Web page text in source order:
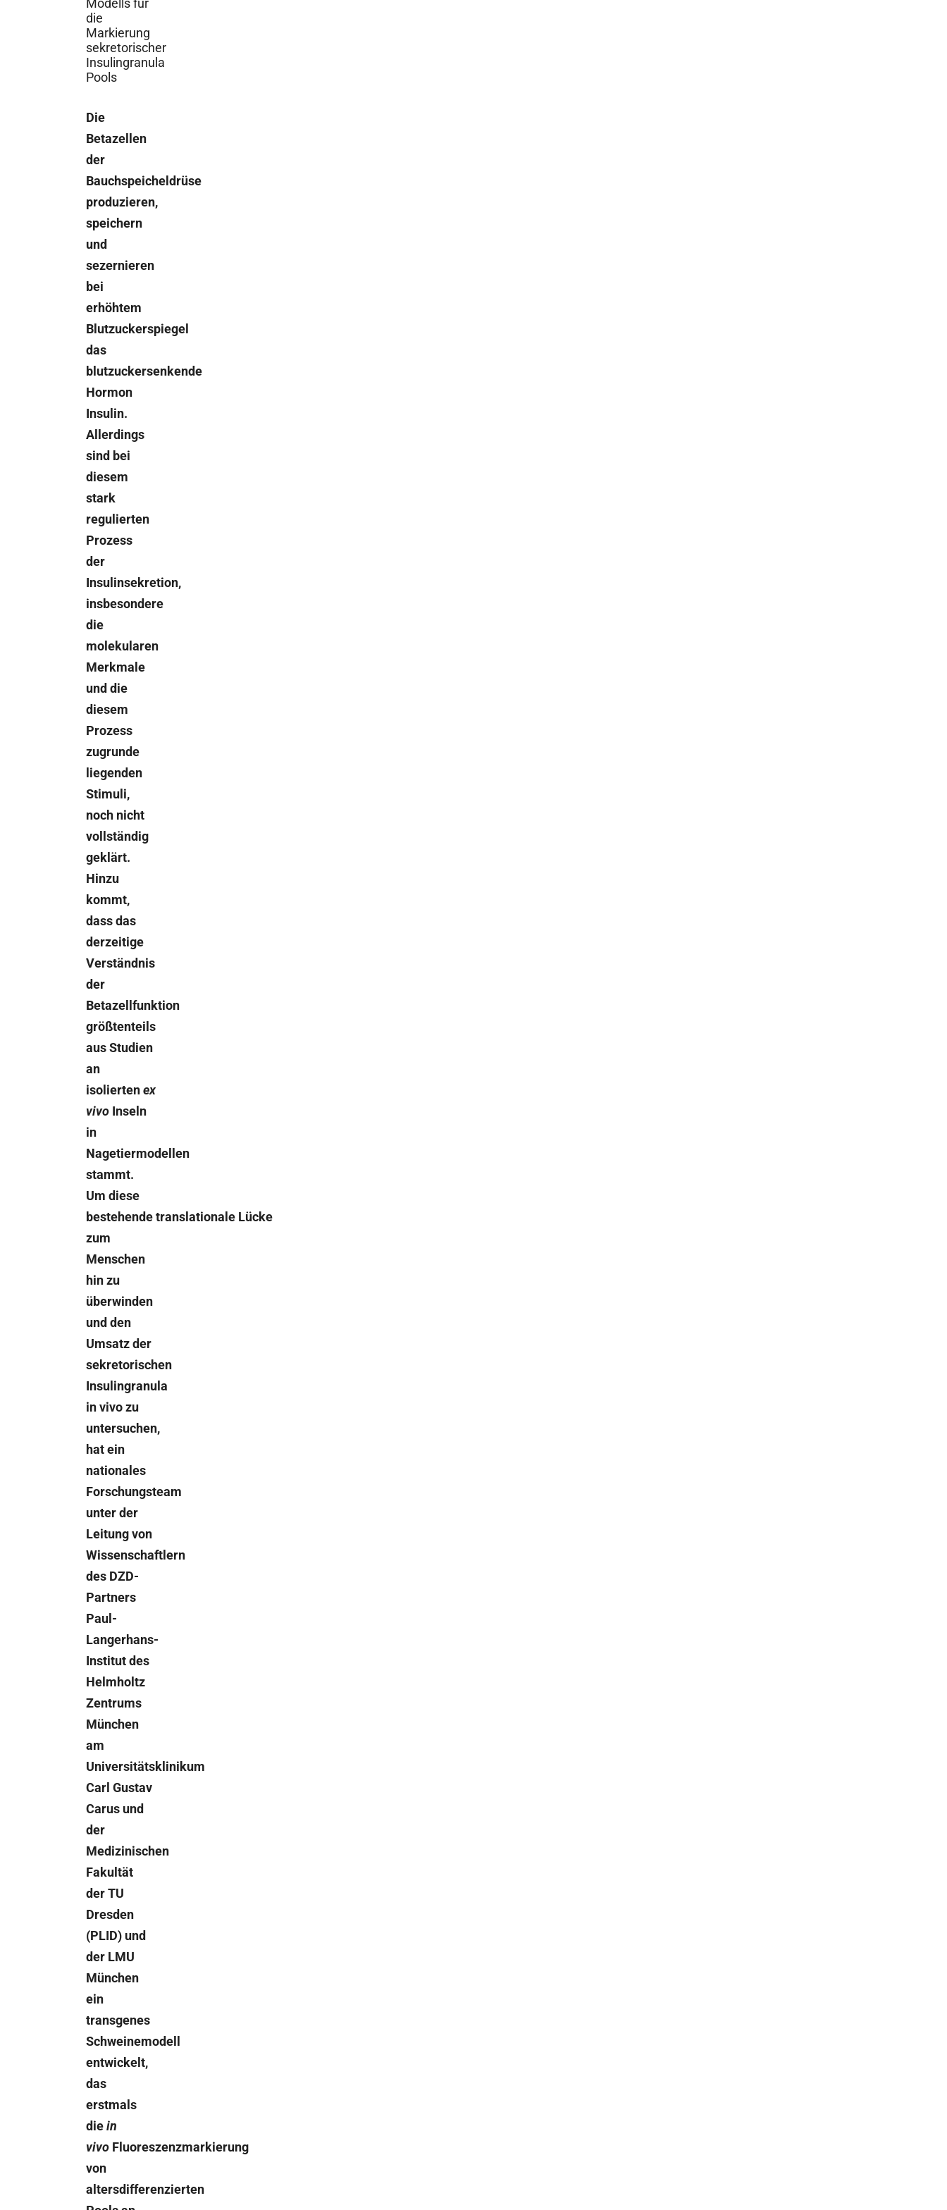
die
Markierung
sekretorischer
Insulingranula
Pools
Die
Betazellen
der
Bauchspeicheldrüse
produzieren,
speichern
und
sezernieren
bei
erhöhtem
Blutzuckerspiegel
das
blutzuckersenkende
Hormon
Insulin.
Allerdings
sind bei
diesem
stark
regulierten
Prozess
der
Insulinsekretion,
insbesondere
die
molekularen
Merkmale
und die
diesem
Prozess
zugrunde
liegenden
Stimuli,
noch nicht
vollständig
geklärt.
Hinzu
kommt,
dass das
derzeitige
Verständnis
der
Betazellfunktion
größtenteils
aus Studien
an
isoliertenex
vivo Inseln
in
Nagetiermodellen
stammt.
Um diese
bestehende translationale Lücke
zum
Menschen
hin zu
überwinden
und den
Umsatz der
sekretorischen
Insulingranula
in vivo zu
untersuchen,
hat ein
nationales
Forschungsteam
unter der
Leitung von
Wissenschaftlern
des DZD-
Partners
Paul-
Langerhans-
Institut des
Helmholtz
Zentrums
München
am
Universitätsklinikum
Carl Gustav
Carus und
der
Medizinischen
Fakultät
der TU
Dresden
(PLID) und
der LMU
München
ein
transgenes
Schweinemodell
entwickelt,
das
erstmals
diein
vivo Fluoreszenzmarkierung
von
altersdifferenzierten